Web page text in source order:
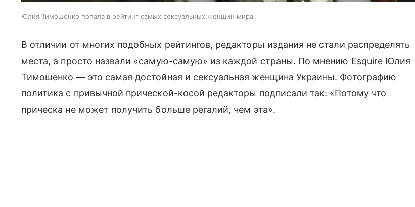
Юлия Тимошенко попала в рейтинг самых сексуальных женщин мира
В отличии от многих подобных рейтингов, редакторы издания не стали распределять
места, а просто назвали «самую-самую» из каждой страны. По мнению Esquire Юлия
Тимошенко — это самая достойная и сексуальная женщина Украины. Фотографию
политика с привычной прической-косой редакторы подписали так: «Потому что
прическа не может получить больше регалий, чем эта».